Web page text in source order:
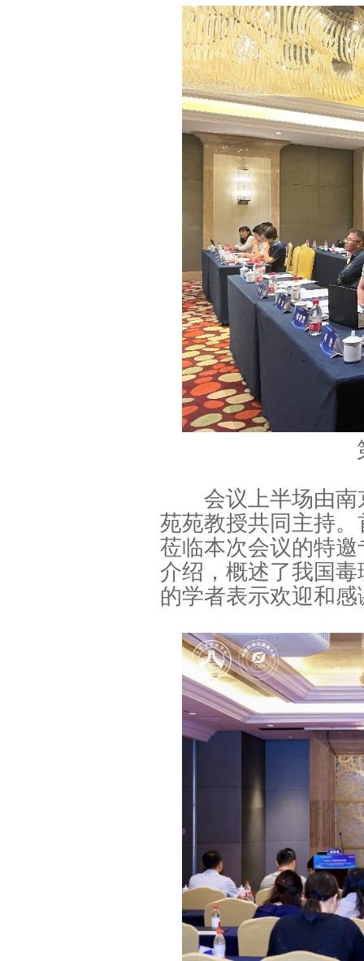
会议上半场由南
苑苑教授共同主持
莅临本次会议的特
介绍，概述了我国
的学者表示欢迎和感